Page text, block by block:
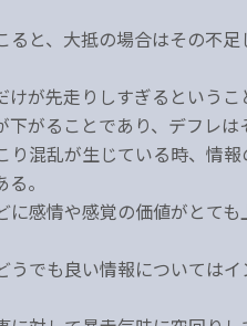
と、大抵の場合はその不
が先走りしすぎるというこ
がることであり、デフレは
混乱が生じている時、情
。
感情や感覚の価値がとて
でも良い情報についてはイ